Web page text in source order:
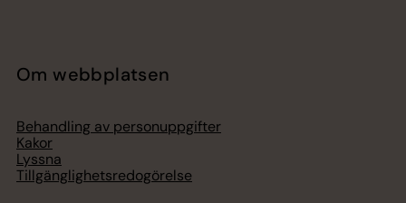
Om webbplatsen
Behandling av personuppgifter
Kakor
Lyssna
Tillgänglighetsredogörelse